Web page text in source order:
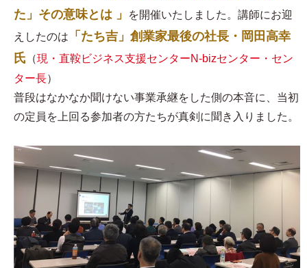
た」その意味とは 」
を開催いたしました。講師にお迎
えしたのは
「たち吉」創業家最後の社長・岡田高幸
氏 （現・直鞍ビジネス支援センターN-bizセンター・セン
ター長）
普段はなかなか聞けない事業承継をした側の本音に、当初
の定員を上回る参加者の方たちが真剣に聞き入りました。